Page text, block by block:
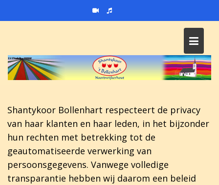
to
Shantykoor Bollenhart respecteert de privacy
van haar klanten en haar leden, in het bijzonder
hun rechten met betrekking tot de
geautomatiseerde verwerking van
persoonsgegevens. Vanwege volledige
transparantie hebben wij daarom een beleid